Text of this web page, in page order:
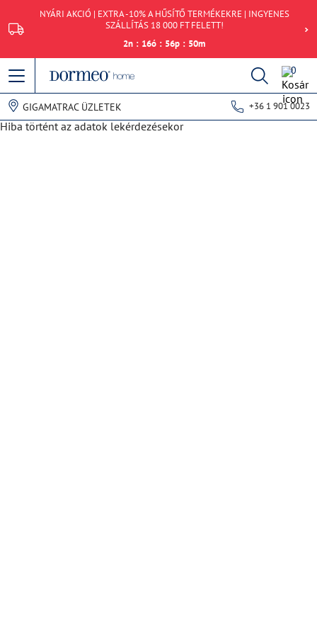
NYÁRI AKCIÓ | EXTRA -10% A HŰSÍTŐ TERMÉKEKRE | INGYENES
SZÁLLÍTÁS 18 000 FT FELETT!
2n : 16ó : 56p : 50m
0
GIGAMATRAC ÜZLETEK +36 1 901 0023
Hiba történt az adatok lekérdezésekor